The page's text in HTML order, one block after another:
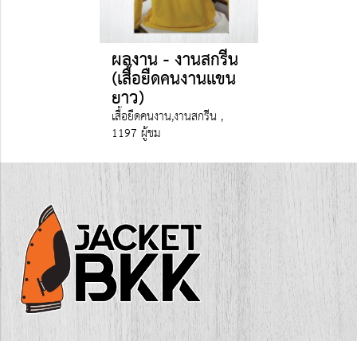
ผลงาน - งานสกรีน
(เสื้อยืดคนงานแขน
ยาว)
เสื้อยืดคนงาน,งานสกรีน ,
1197 ผู้ชม